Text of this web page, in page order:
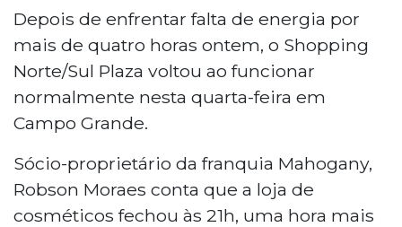
Depois de enfrentar falta de energia por
mais de quatro horas ontem, o Shopping
Norte/Sul Plaza voltou ao funcionar
normalmente nesta quarta-feira em
Campo Grande.
Sócio-proprietário da franquia Mahogany,
Robson Moraes conta que a loja de
cosméticos fechou às 21h, uma hora mais